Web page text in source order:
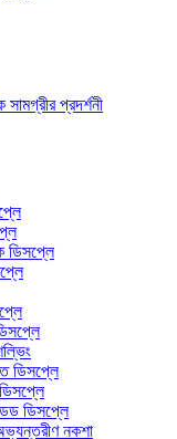
প্রদর্শনী
ডিসপ্লে
ডিসপ্লে
ডিসপ্লে
নকশা